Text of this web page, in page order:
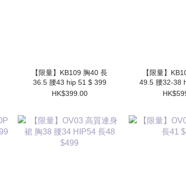
【限量】KB109 胸40 長
36.5 腰43 hip 51 $ 399
HK$399.00
【限量】
49.5 腰32-38